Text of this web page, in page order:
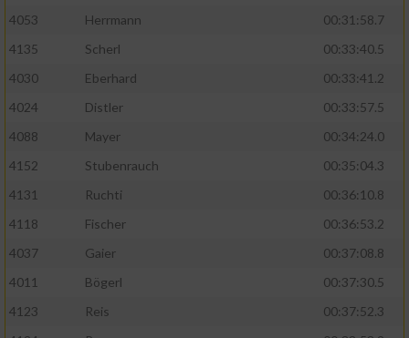
4053
Herrmann
00:31:58.7
4135
Scherl
00:33:40.5
4030
Eberhard
00:33:41.2
4024
Distler
00:33:57.5
4088
Mayer
00:34:24.0
4152
Stubenrauch
00:35:04.3
4131
Ruchti
00:36:10.8
4118
Fischer
00:36:53.2
4037
Gaier
00:37:08.8
4011
Bögerl
00:37:30.5
4123
Reis
00:37:52.3